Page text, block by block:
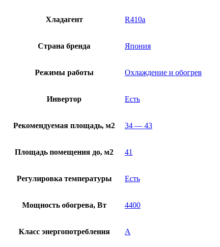
Хладагент R410a
Страна бренда Япония
Режимы работы Охлаждение и обогрев
Инвертор Есть
Рекомендуемая площадь, м2 34 — 43
Площадь помещения до, м2 41
Регулировка температуры Есть
Мощность обогрева, Вт 4400
Класс энергопотребления A